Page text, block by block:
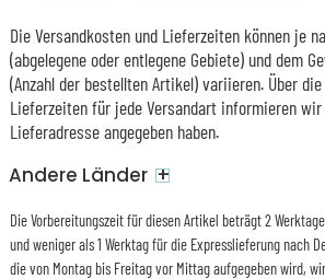
Die Versandkosten und Lieferzeiten können je
(abgelegene oder entlegene Gebiete) und dem
(Anzahl der bestellten Artikel) variieren. Über
Lieferzeiten für jede Versandart informieren wir
Lieferadresse angegeben haben.
Andere Länder +
Die Vorbereitungszeit für diesen Artikel beträgt 2
und weniger als 1 Werktag für die Expresslieferung nach
die von Montag bis Freitag vor Mittag aufgegeben wird,